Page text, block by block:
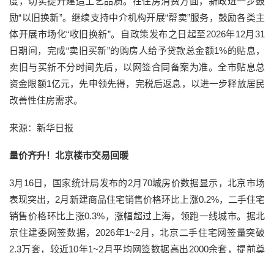
励“以旧换新”。继续支持中介机构开展“帮卖”服务，鼓励各类主
体开展市场化“收旧换新”。自政策发布之日起至2026年12月31
日期间，完成“卖旧买新”的购房人给予贷款总金额1%的贴息，
卖旧与买新不分时间先后，以网签合同备案为准。全市贴息总
资金限额1亿元，先申领先得，完税后返息，以进一步释放居民
改善性住房需求。
来源：新华日报
量价齐升！北京楼市交易回暖
3月16日，国家统计局发布的2月70城房价数据显示，北京市场
表现突出，2月新建商品住宅销售价格环比上涨0.2%，二手住宅
销售价格环比上涨0.3%，涨幅超过上海，领跑一线城市。据北
京住建委网签数据，2026年1~2月，北京二手住宅网签量突破
2.3万套，较近10年1~2月平均网签数据高出2000余套，提前奠